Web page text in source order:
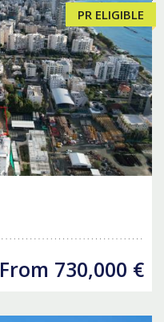
PR ELIGIBLE
From 730,000 €